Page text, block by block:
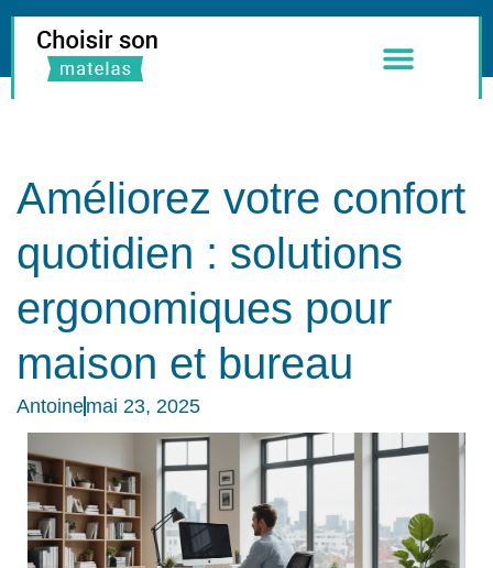
Améliorez votre confort
quotidien : solutions
ergonomiques pour
maison et bureau
Antoinemai 23, 2025